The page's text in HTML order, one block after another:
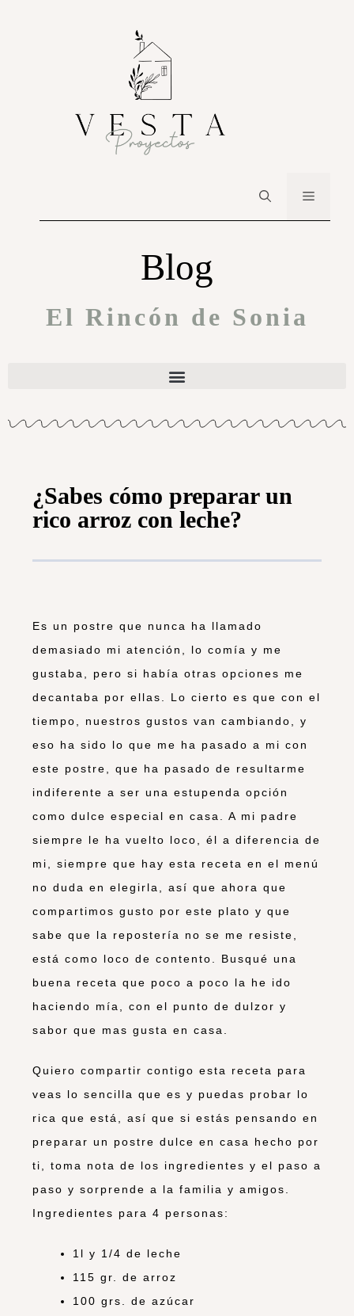
Blog
El Rincón de Sonia
¿Sabes cómo preparar un
rico arroz con leche?
Es un postre que nunca ha llamado
demasiado mi atención, lo comía y me
gustaba, pero si había otras opciones me
decantaba por ellas. Lo cierto es que con el
tiempo, nuestros gustos van cambiando, y
eso ha sido lo que me ha pasado a mi con
este postre, que ha pasado de resultarme
indiferente a ser una estupenda opción
como dulce especial en casa. A mi padre
siempre le ha vuelto loco, él a diferencia de
mi, siempre que hay esta receta en el menú
no duda en elegirla, así que ahora que
compartimos gusto por este plato y que
sabe que la repostería no se me resiste,
está como loco de contento. Busqué una
buena receta que poco a poco la he ido
haciendo mía, con el punto de dulzor y
sabor que mas gusta en casa.
Quiero compartir contigo esta receta para
veas lo sencilla que es y puedas probar lo
rica que está, así que si estás pensando en
preparar un postre dulce en casa hecho por
ti, toma nota de los ingredientes y el paso a
paso y sorprende a la familia y amigos.
Ingredientes para 4 personas:
1l y 1/4 de leche
115 gr. de arroz
100 grs. de azúcar